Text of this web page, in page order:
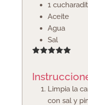
1
Aceite
Agua
Sal
Limpia la
con sal y